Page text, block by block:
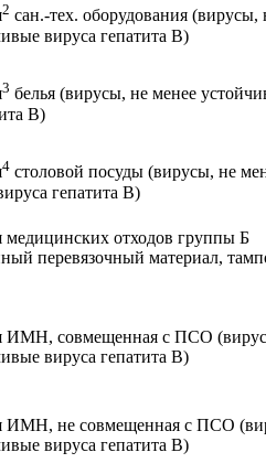
2 сан.-тех. оборудования (вирусы,
вируса гепатита В)
3 белья (вирусы, не менее
В)
4 столовой посуды (вирусы, не
гепатита В)
медицинских отходов группы Б
перевязочный материал,
ИМН, совмещенная с ПСО
вируса гепатита В)
ИМН, не совмещенная с ПСО
вируса гепатита В)